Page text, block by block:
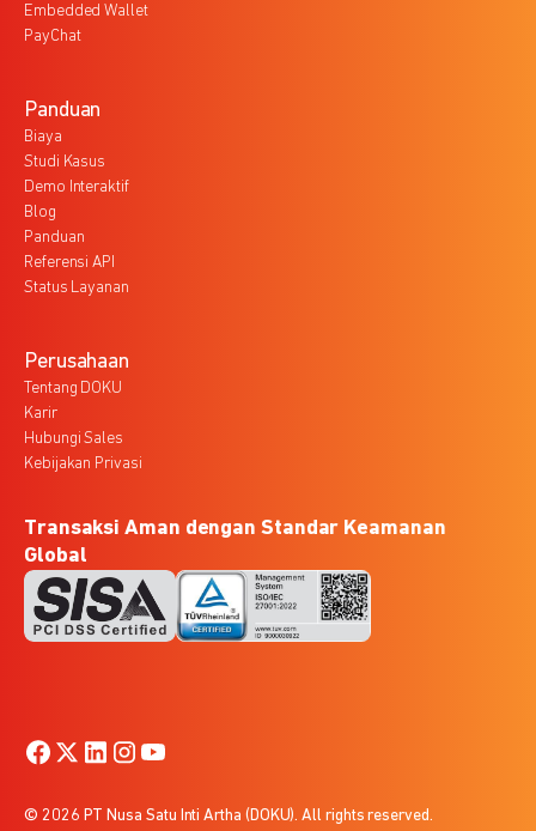
Embedded Wallet
PayChat
Panduan
Biaya
Studi Kasus
Demo Interaktif
Blog
Panduan
Referensi API
Status Layanan
Perusahaan
Tentang DOKU
Karir
Hubungi Sales
Kebijakan Privasi
Transaksi Aman dengan Standar Keamanan
Global
© 2026 PT Nusa Satu Inti Artha (DOKU). All rights reserved.